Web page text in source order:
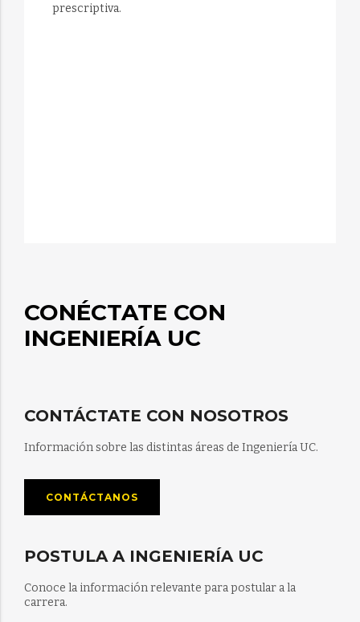
prescriptiva.
CONÉCTATE CON
INGENIERÍA UC
CONTÁCTATE CON NOSOTROS
Información sobre las distintas áreas de Ingeniería UC.
CONTÁCTANOS
POSTULA A INGENIERÍA UC
Conoce la información relevante para postular a la
carrera.